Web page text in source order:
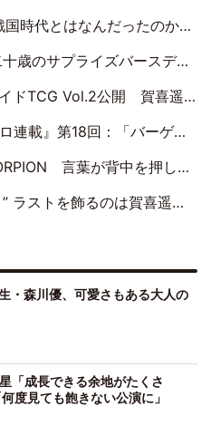
×飯田らうら「正直、中3で辞めるというのを信じてなくて。そう言われてはいたけど、嘘でしょって」
大喜び「頼られる先輩になれるように努力していきたい」
喜遥香＆田村真佑が『京まふ』ステージに登壇
バーゲンセールハンターみうな inしまむら」編
葉が背中を押した“それぞれの決意”
ぶりの登場に「5年分大人になった私を見ていただけたら」
・森川優、可愛さもある大人の
「成長できる余地がたくさ
度見ても飽きない公演に」